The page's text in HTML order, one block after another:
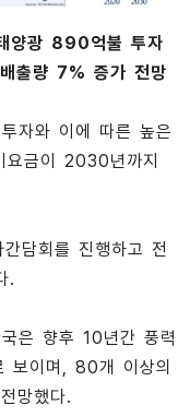
양광 890억불 투자
출량 7% 증가 전망
자와 이에 따른 높은
요금이 2030년까지
담회를 진행하고 전
.
은 향후 10년간 풍력
보이며, 80개 이상의
망했다.